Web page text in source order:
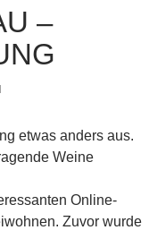
–
etwas anders aus.
Weine
Online-
Zuvor wurde